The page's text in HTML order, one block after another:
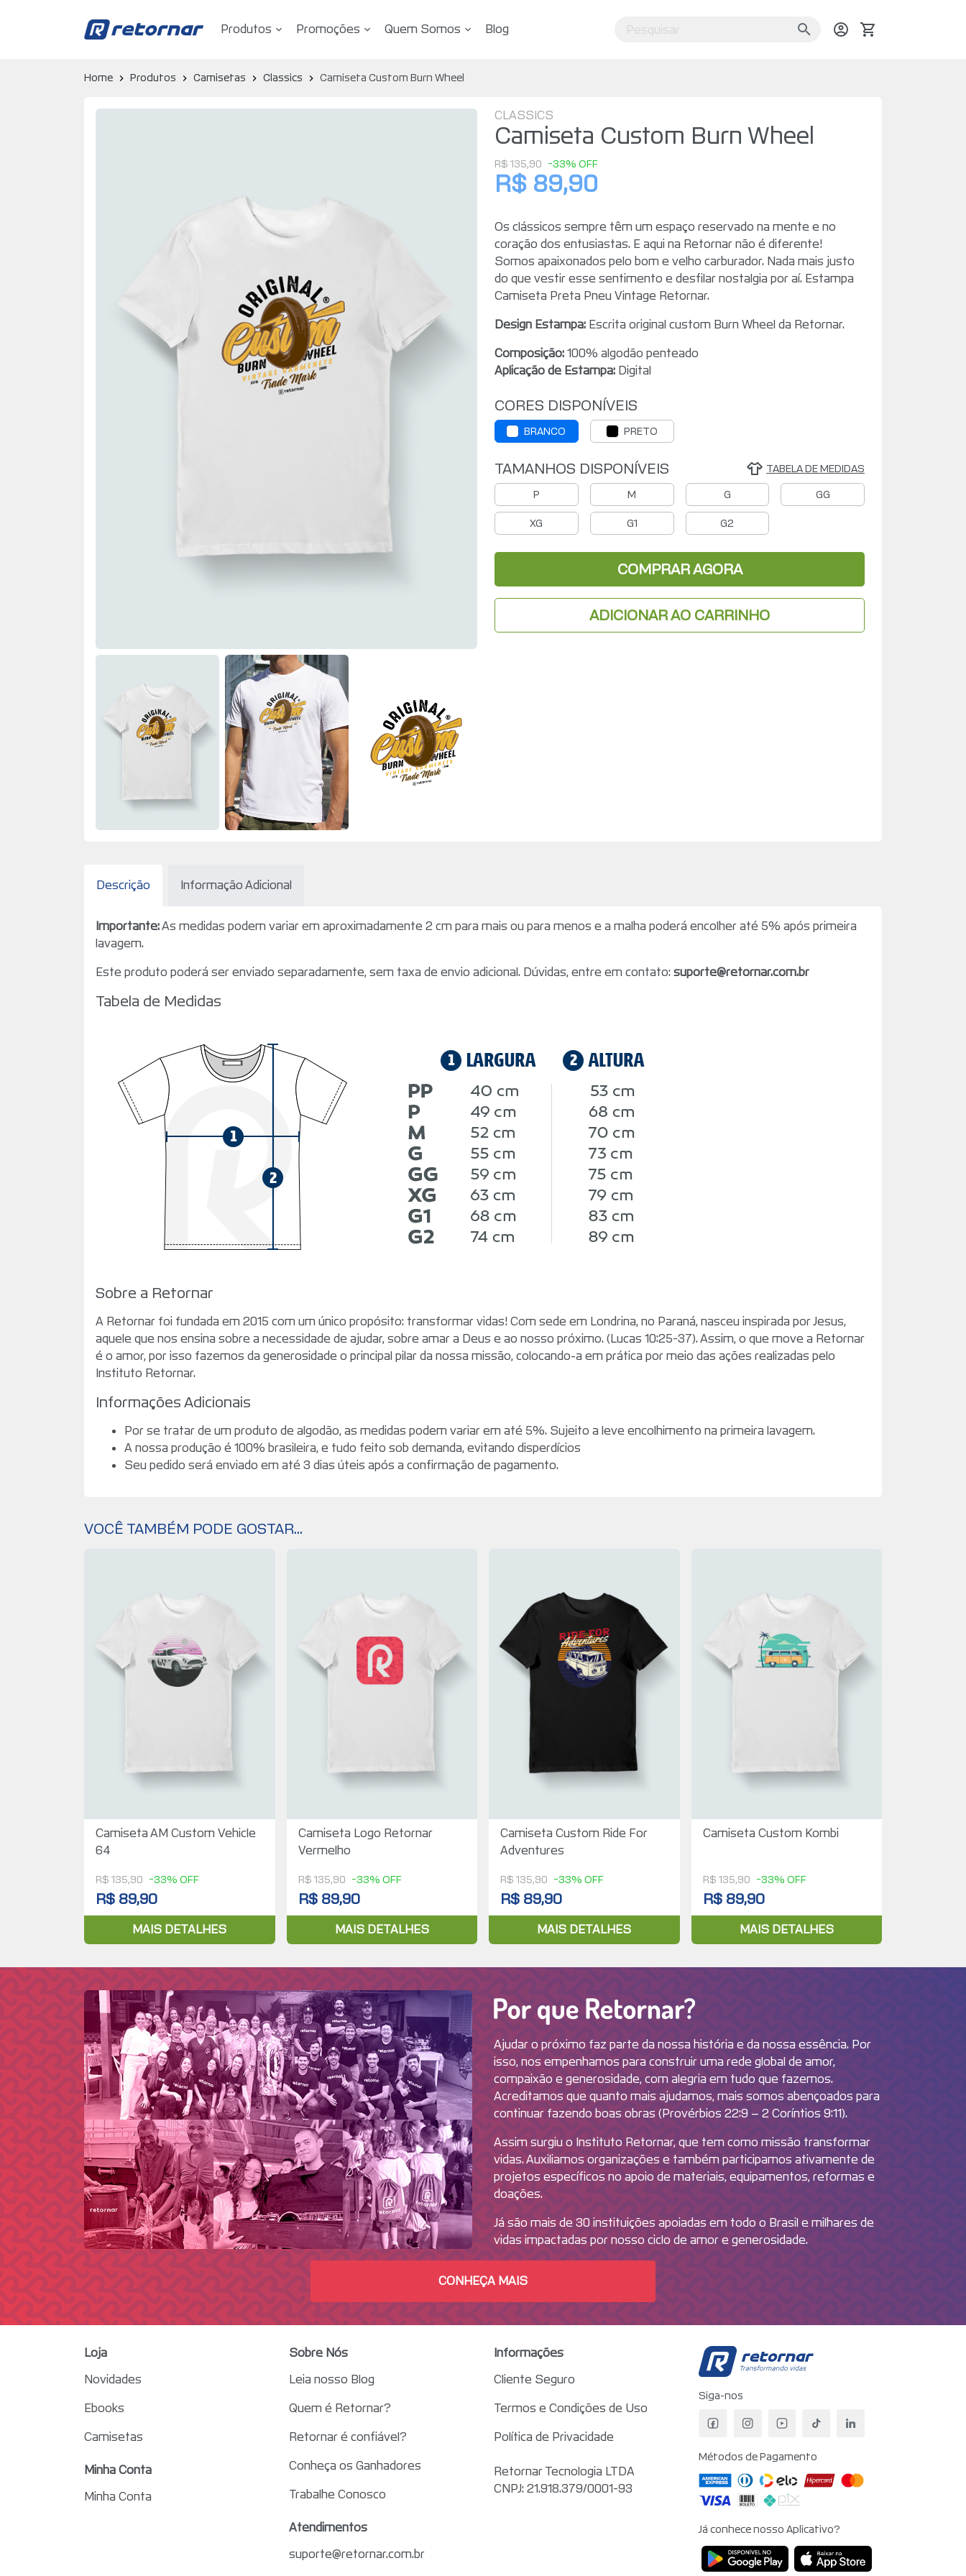
Produtos Promoções Quem Somos Blog
Home Produtos Camisetas Classics Camiseta Custom Burn Wheel
CLASSICS
Camiseta Custom Burn Wheel
R$ 135,90 -33% OFF
R$ 89,90
Os clássicos sempre têm um espaço reservado na mente e no
coração dos entusiastas. E aqui na Retornar não é diferente!
Somos apaixonados pelo bom e velho carburador. Nada mais justo
do que vestir esse sentimento e desfilar nostalgia por aí. Estampa
Camiseta Preta Pneu Vintage Retornar.
Design Estampa: Escrita original custom Burn Wheel da Retornar.
Composição:100% algodão penteado
Aplicação de Estampa: Digital
CORES DISPONÍVEIS
BRANCO PRETO
TAMANHOS DISPONÍVEIS
TABELA DE MEDIDAS
P
M G GG
XG G1 G2
COMPRAR AGORA
ADICIONAR AO CARRINHO
Descrição Informação Adicional
Importante:As medidas podem variar em aproximadamente 2 cm para mais ou para menos e a malha poderá encolher até 5% após primeira
lavagem.
Este produto poderá ser enviado separadamente, sem taxa de envio adicional. Dúvidas, entre em contato: suporte@retornar.com.br
Tabela de Medidas
Sobre a Retornar
A Retornar foi fundada em 2015 com um único propósito: transformar vidas! Com sede em Londrina, no Paraná, nasceu inspirada por Jesus,
aquele que nos ensina sobre a necessidade de ajudar, sobre amar a Deus e ao nosso próximo. (Lucas 10:25-37). Assim, o que move a Retornar
é o amor, por isso fazemos da generosidade o principal pilar da nossa missão, colocando-a em prática por meio das ações realizadas pelo
Instituto Retornar.
Informações Adicionais
Por se tratar de um produto de algodão, as medidas podem variar em até 5%. Sujeito a leve encolhimento na primeira lavagem.
A nossa produção é 100% brasileira, e tudo feito sob demanda, evitando disperdícios
Seu pedido será enviado em até 3 dias úteis após a confirmação de pagamento.
VOCÊ TAMBÉM PODE GOSTAR...
Camiseta AM Custom Vehicle
64
R$ 135,90 -33% OFF
R$ 89,90
MAIS DETALHES
Camiseta Logo Retornar
Vermelho
R$ 135,90 -33% OFF
R$ 89,90
MAIS DETALHES
Camiseta Custom Ride For
Adventures
R$ 135,90 -33% OFF
R$ 89,90
MAIS DETALHES
Camiseta Custom Kombi
R$ 135,90 -33% OFF
R$ 89,90
MAIS DETALHES
Por que Retornar?
Ajudar o próximo faz parte da nossa história e da nossa essência. Por
isso, nos empenhamos para construir uma rede global de amor,
compaixão e generosidade, com alegria em tudo que fazemos.
Acreditamos que quanto mais ajudamos, mais somos abençoados para
continuar fazendo boas obras (Provérbios 22:9 – 2 Coríntios 9:11).
Assim surgiu o Instituto Retornar, que tem como missão transformar
vidas. Auxiliamos organizações e também participamos ativamente de
projetos específicos no apoio de materiais, equipamentos, reformas e
doações.
Já são mais de 30 instituições apoiadas em todo o Brasil e milhares de
vidas impactadas por nosso ciclo de amor e generosidade.
CONHEÇA MAIS
Loja
Novidades
Ebooks
Camisetas
Minha Conta
Minha Conta
Sobre Nós
Leia nosso Blog
Quem é Retornar?
Retornar é confiável?
Conheça os Ganhadores
Trabalhe Conosco
Atendimentos
suporte@retornar.com.br
Informações
Cliente Seguro
Termos e Condições de Uso
Política de Privacidade
Retornar Tecnologia LTDA
CNPJ: 21.918.379/0001-93
Retornar - Transformando
Siga-nos
Facebook da Retornar
Instagram da Retornar
YouTube da Retornar
TikTok da Retornar
Métodos de Pagamento
Já conhece nosso Aplicativo?